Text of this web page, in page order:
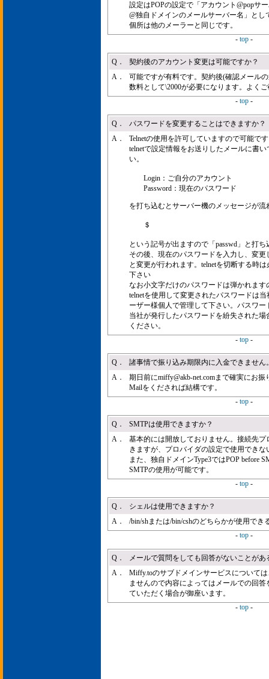
設定はPOPの設定で「アカウント@popサ
@独自ドメインのメールサーバー名」と
個所は他のメーラーと同じです。
- top -
Q．
契約後のアカウント変更は可能ですか？
A．
可能ですが有料です。契約後(確認メール
数料として\2000が必要になります。よく
- top -
Q．
パスワードを変更することはできますか？
A．
Telnetの使用を許可していますので可能で
telnetで設定情報をお送りしたメールに書
い。
Login：ご自分のアカウント
Password：現在のパスワード
を打ち込むとサーバー機のメッセージが流
＄
という記号が出ますので「passwd」と打
その後、現在のパスワードを入力し、変
と変更が行われます。telnetを切断する時
下さい
なお小文字だけのパスワードは弾かれま
telnetを使用して変更されたパスワードは
ーザー様個人で管理して下さい。パスワ
当社が発行したパスワードを紛失された
ください。
- top -
Q．
諸事情で振り込み期限内に入金できません
A．
期日前にmiffy@akb-net.comまで確実にお
Mailをくだされば結構です。
- top -
Q．
SMTPは使用できますか？
A．
基本的には開放しておりません。接続先
きますが、プロバイダの設定で使用でき
また、独自ドメインType3ではPOP before
SMTPの使用が可能です。
- top -
Q．
シェルは使用できますか？
A．
/bin/shまたは/bin/cshのどちらかが使用でき
- top -
Q．
メールで質問をしても回答がないことがあ
A．
Miffy.toのサブドメインサービスについて
ませんので内容によってはメールでの回
ていただく場合が御座います。
- top -